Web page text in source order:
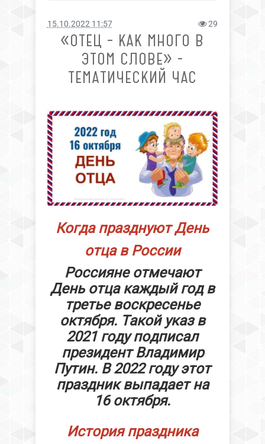
15.10.2022 11:57 29
«ОТЕЦ – КАК МНОГО В
ЭТОМ СЛОВЕ» -
ТЕМАТИЧЕСКИЙ ЧАС
Когда празднуют День
отца в России
Россияне отмечают
День отца каждый год в
третье воскресенье
октября. Такой указ в
2021 году подписал
президент Владимир
Путин. В 2022 году этот
праздник выпадает на
16 октября.
История праздника